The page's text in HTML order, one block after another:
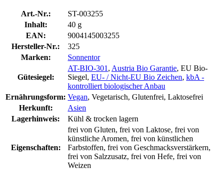
Art.-Nr.:
ST-003255
Inhalt:
40 g
EAN:
9004145003255
Hersteller-Nr.:
325
Marken:
Sonnentor
Gütesiegel:
AT-BIO-301 , Austria Bio Garantie, EU Bio-
Siegel, EU- / Nicht-EU Bio Zeichen, kbA -
kontrolliert biologischer Anbau
Ernährungsform: Vegan, Vegetarisch, Glutenfrei, Laktosefrei
Herkunft:
Asien
Lagerhinweis:
Kühl & trocken lagern
Eigenschaften:
frei von Gluten, frei von Laktose, frei von
künstliche Aromen, frei von künstlichen
Farbstoffen, frei von Geschmacksverstärkern,
frei von Salzzusatz, frei von Hefe, frei von
Weizen